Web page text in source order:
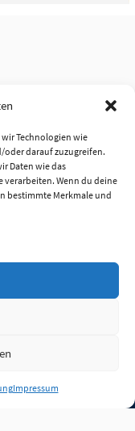
Technologien wie
oder darauf zuzugreifen.
Daten wie das
verarbeiten. Wenn du deine
bestimmte Merkmale und
Impressum